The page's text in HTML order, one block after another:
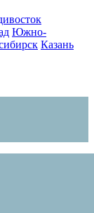
Южно-
Казань